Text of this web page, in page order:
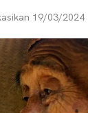
19/03/2024